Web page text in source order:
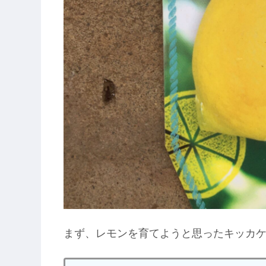
まず、レモンを育てようと思ったキッカ